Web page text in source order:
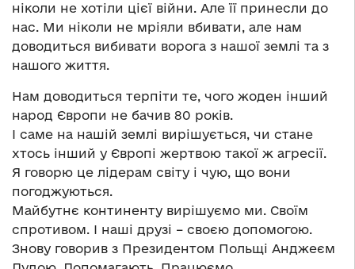
ніколи не хотіли цієї війни. Але її принесли до
нас. Ми ніколи не мріяли вбивати, але нам
доводиться вибивати ворога з нашої землі та з
нашого життя.
Нам доводиться терпіти те, чого жоден інший
народ Європи не бачив 80 років.
І саме на нашій землі вирішується, чи стане
хтось інший у Європі жертвою такої ж агресії.
Я говорю це лідерам світу і чую, що вони
погоджуються.
Майбутнє континенту вирішуємо ми. Своїм
спротивом. І наші друзі – своєю допомогою.
Знову говорив з Президентом Польщі Анджеєм